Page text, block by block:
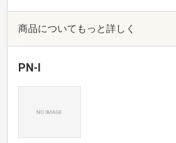
商品についてもっと詳しく
PN-I